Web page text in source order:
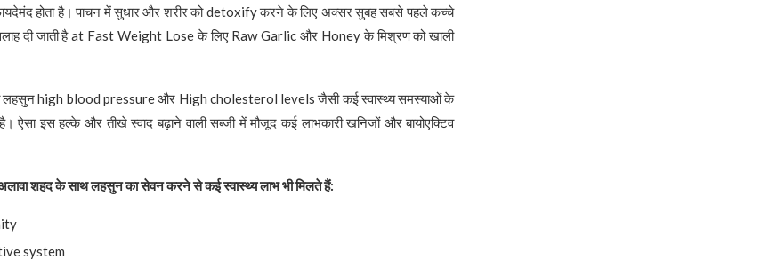
होता है। पाचन में सुधार और शरीर को detoxify करने के लिए अक्सर सुबह सबसे पहले कच्चे
दी जाती है at Fast Weight Lose के लिए Raw Garlic और Honey के मिश्रण को खाली
लहसुन high blood pressure और High cholesterol levels जैसी कई स्वास्थ्य समस्याओं के
ऐसा इस हल्के और तीखे स्वाद बढ़ाने वाली सब्जी में मौजूद कई लाभकारी खनिजों और बायोएक्टिव
शहद के साथ लहसुन का सेवन करने से कई स्वास्थ्य लाभ भी मिलते हैं:
system